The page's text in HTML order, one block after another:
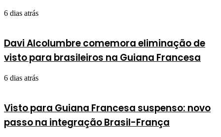
6 dias atrás
Davi Alcolumbre comemora eliminação de
visto para brasileiros na Guiana Francesa
6 dias atrás
Visto para Guiana Francesa suspenso: novo
passo na integração Brasil-França